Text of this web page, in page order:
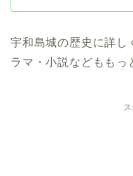
宇和島城の歴史に詳し
ラマ・小説などももっ